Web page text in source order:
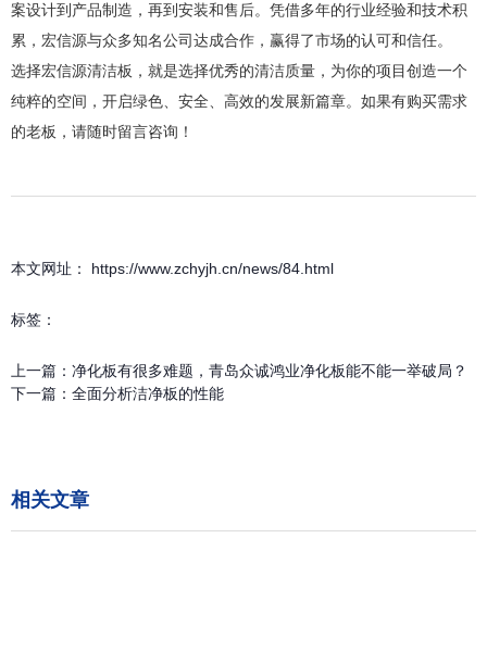
案设计到产品制造，再到安装和售后。凭借多年的行业经验和技术积
累，宏信源与众多知名公司达成合作，赢得了市场的认可和信任。
选择宏信源清洁板，就是选择优秀的清洁质量，为你的项目创造一个
纯粹的空间，开启绿色、安全、高效的发展新篇章。如果有购买需求
的老板，请随时留言咨询！
本文网址： https://www.zchyjh.cn/news/84.html
标签：
上一篇： 净化板有很多难题，青岛众诚鸿业净化板能不能一举破局？
下一篇： 全面分析洁净板的性能
相关文章